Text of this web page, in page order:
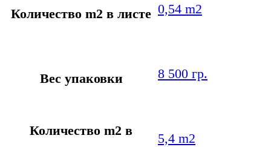
Количество m2 в листе 0,54 m2
Вес упаковки 8 500 гр.
Количество m2 в
5,4 m2